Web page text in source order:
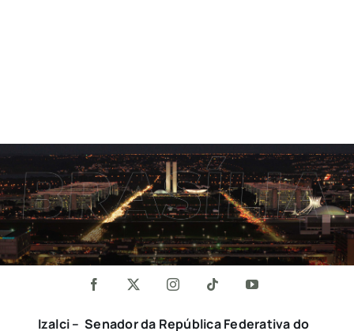
Izalci – Senador da República Federativa do